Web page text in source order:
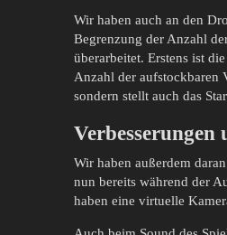
Wir haben auch an den
Begrenzung der Anzahl
überarbeitet. Erstens ist
Anzahl der aufstockbaren
sondern stellt auch das
Wir haben außerdem
nun bereits während der
haben eine virtuelle